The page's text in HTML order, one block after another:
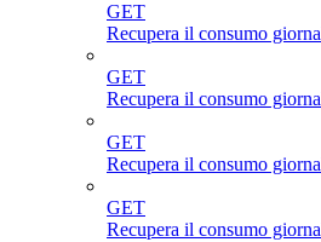
GET
Recupera il consumo
GET
Recupera il consumo
GET
Recupera il consumo
GET
Recupera il consumo